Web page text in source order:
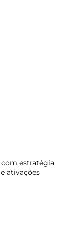
estratégia
ativações